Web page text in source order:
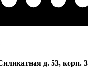
д. 53, корп. 3